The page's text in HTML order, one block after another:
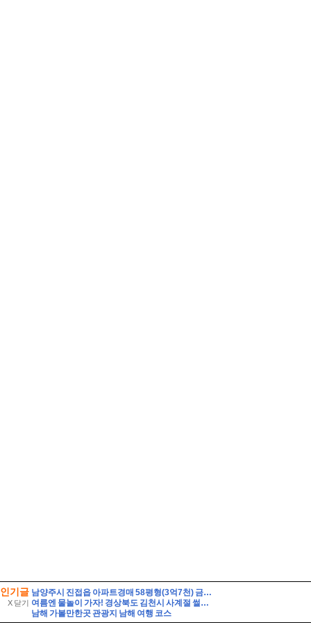
인기글
X 닫기
남양주시 진접읍 아파트경매 58평형(3억7천) 금곡리 해밀초등학교인근 신영지웰 10층 유찰2회 급매시세 남양주진접신영지웰아파트 부동산경매 매매
여름엔 물놀이 가자! 경상북도 김천시 사계절 썰매장
남해 가볼만한곳 관광지 남해 여행 코스